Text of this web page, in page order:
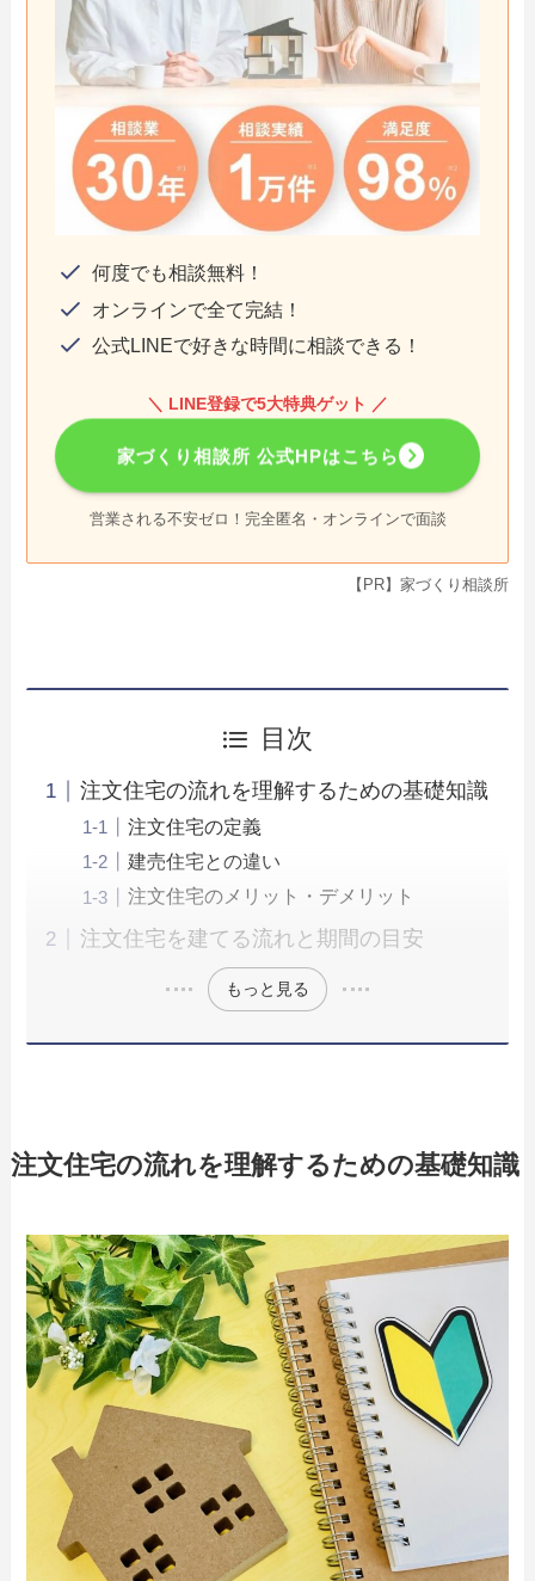
何度でも相談無料！
オンラインで全て完結！
公式LINEで好きな時間に相談できる！
＼ LINE登録で5大特典ゲット ／
家づくり相談所 公式HPはこちら
営業される不安ゼロ！完全匿名・オンラインで面談
【PR】家づくり相談所
目次
注文住宅の流れを理解するための基礎知識
注文住宅の定義
建売住宅との違い
注文住宅のメリット・デメリット
注文住宅を建てる流れと期間の目安
もっと見る
注文住宅の流れを理解するための基礎知識